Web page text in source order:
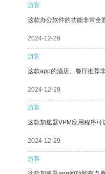
游客
这款办公软件的功能非常全
2024-12-29
游客
这款app的酒店、餐厅推荐
2024-12-29
游客
这款加速器VPM应用程序可
2024-12-29
游客